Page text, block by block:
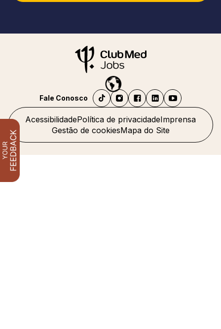
AcessibilidadePolítica de privacidadeImprensa
Gestão de cookiesMapa do Site
Fale Conosco